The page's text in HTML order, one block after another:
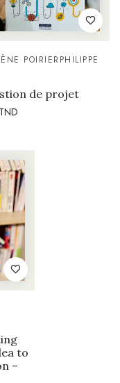
POIRIERPHILIPPE
de projet
TND
to
–